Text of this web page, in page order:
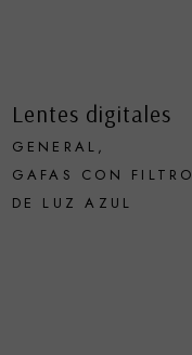
Lentes digitales
GENERAL
GAFAS CON FILTRO
DE LUZ AZUL